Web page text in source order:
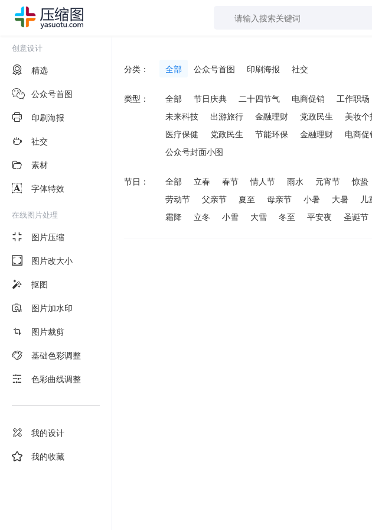
创意设计
精选
公众号首图
印刷海报
社交
素材
字体特效
在线图片处理
图片压缩
图片改大小
抠图
图片加水印
图片裁剪
基础色彩调整
色彩曲线调整
我的设计
我的收藏
分类： 全部 公众号首图 印刷海报 社交
类型： 全部 节日庆典 二十四节气 电商促销 工作职场
未来科技
出游旅行 金融理财 党政民生 美妆个
医疗保健
党政民生 节能环保 金融理财 电商促
公众号封面小图
节日： 全部 立春 春节 情人节 雨水 元宵节 惊蛰
劳动节
父亲节 夏至 母亲节 小暑 大暑 儿
霜降
立冬 小雪 大雪 冬至 平安夜 圣诞节